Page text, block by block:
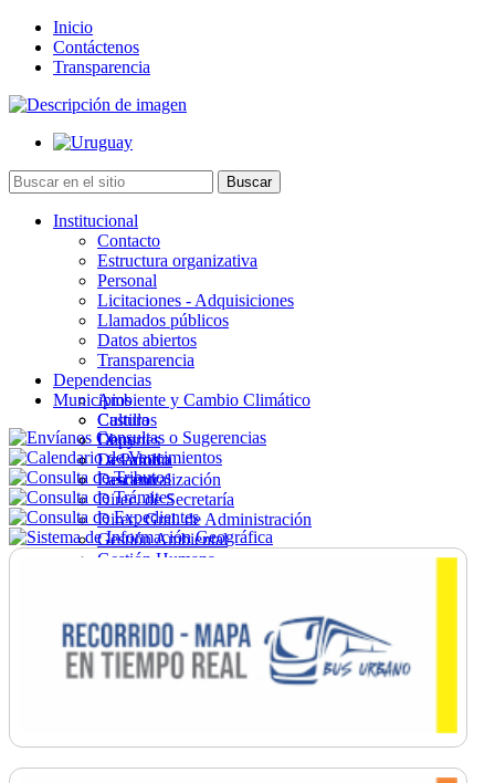
Inicio
Contáctenos
Transparencia
Institucional
Contacto
Estructura organizativa
Personal
Licitaciones - Adquisiciones
Llamados públicos
Datos abiertos
Transparencia
Dependencias
Ambiente y Cambio Climático
Cultura
Deportes
Desarrollo
Descentralización
Direc. de Secretaría
Direc. Gral. de Administración
Gestión Ambiental
Gestión Humana
Ordenamiento
Promoción Social
Salud
Secretaría General
Municipios
Castillos
Chuy
La Paloma
Lascano